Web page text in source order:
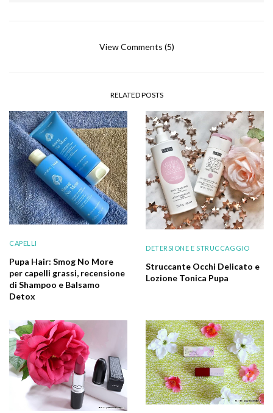
View Comments (5)
RELATED POSTS
CAPELLI
Pupa Hair: Smog No More
per capelli grassi, recensione
di Shampoo e Balsamo
Detox
DETERSIONE E STRUCCAGGIO
Struccante Occhi Delicato e
Lozione Tonica Pupa